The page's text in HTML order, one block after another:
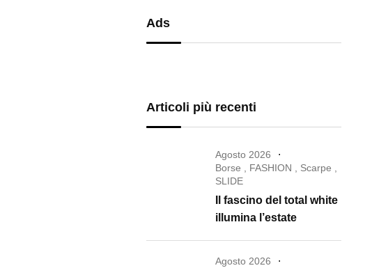
Ads
Articoli più recenti
Agosto 2026
Borse
FASHION Scarpe
SLIDE
Il fascino del total white
illumina l’estate
Agosto 2026